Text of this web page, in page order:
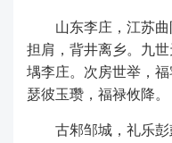
山东李庄，江苏
担肩，背井离乡。九
堣李庄。次房世举，福
瑟彼玉瓒，福禄攸降。
古邾邹城，礼乐